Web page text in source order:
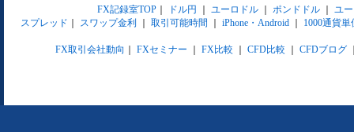
FX記録室TOP｜ ドル円 ユーロドル｜ ポンドドル｜ ユ
スプレッド
スワップ金利 取引可能時間 iPhone・Android 1000通貨単
FX取引会社動向 FXセミナー FX比較 CFD比較 CFDブログ